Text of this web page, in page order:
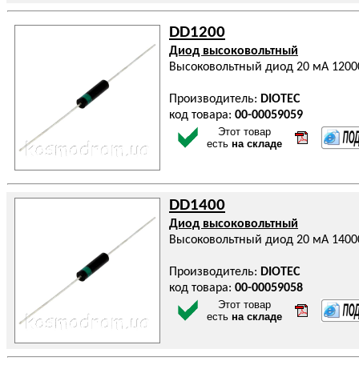
DD1200
Диод высоковольтный
Высоковольтный диод 20 мА
Производитель: DIOTEC
код товара: 00-00059059
Этот товар
есть на складе
DD1400
Диод высоковольтный
Высоковольтный диод 20 мА
Производитель: DIOTEC
код товара: 00-00059058
Этот товар
есть на складе